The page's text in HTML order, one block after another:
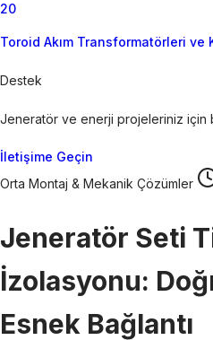
20
Toroid Akım Transformatörleri ve
Destek
Jeneratör ve enerji projeleriniz için
İletişime Geçin
Orta Montaj & Mekanik Çözümler
Jeneratör Seti
İzolasyonu:
Esnek Bağlantı